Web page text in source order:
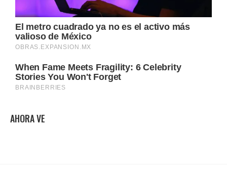
AHORA VE